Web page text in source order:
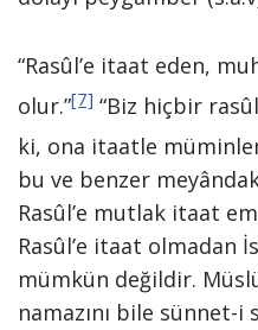
“Rasûl’e itaat eden,
olur.”[7] “Biz hiçbir
ki, ona itaatle
bu ve benzer
Rasûl’e mutlak itaat
Rasûl’e itaat olmadan
mümkün değildir.
namazını bile sünnet-i